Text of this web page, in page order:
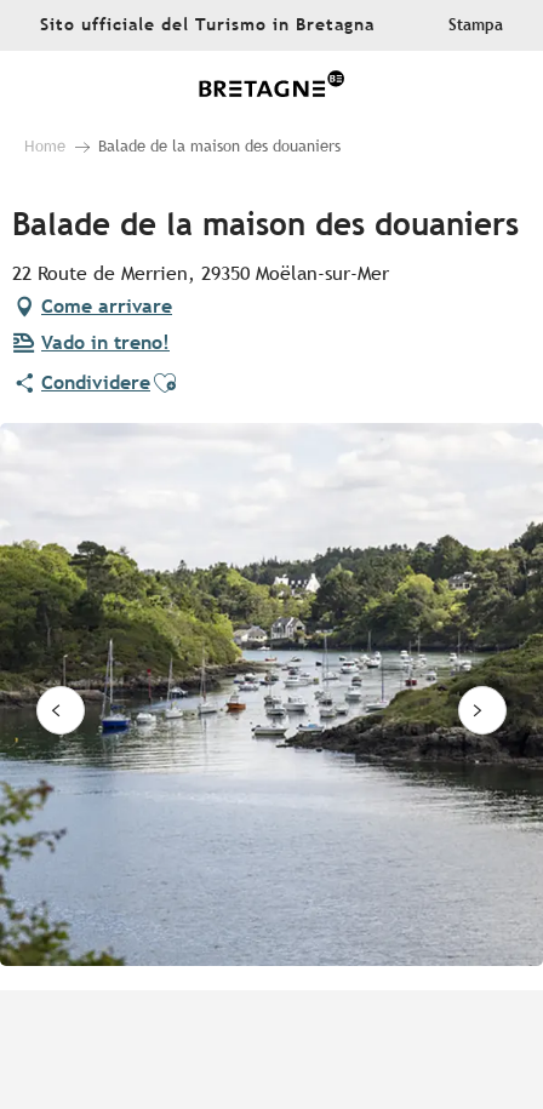
AllerSito ufficiale del Turismo in Bretagna Stampa
Home Balade de la maison des douaniers
Balade de la maison des douaniers
22 Route de Merrien, 29350 Moëlan-sur-Mer
Come arrivare
Vado in treno!
CondividereAjouter aux favoris